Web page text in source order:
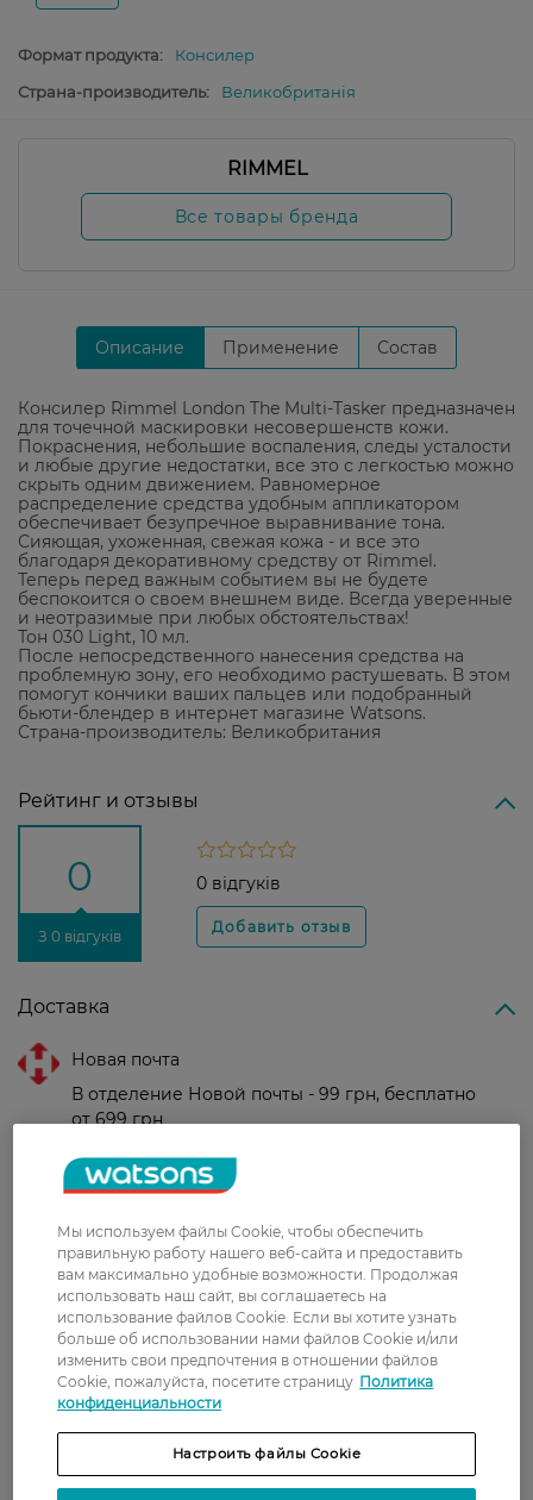
Формат продукта:
Консилер
Страна-производитель:
Великобританія
RIMMEL
Все товары бренда
Описание Применение Состав
Консилер Rimmel London The Multi-Tasker предназначен
для точечной маскировки несовершенств кожи.
Покраснения, небольшие воспаления, следы усталости
и любые другие недостатки, все это с легкостью можно
скрыть одним движением. Равномерное
распределение средства удобным аппликатором
обеспечивает безупречное выравнивание тона.
Сияющая, ухоженная, свежая кожа - и все это
благодаря декоративному средству от Rimmel.
Теперь перед важным событием вы не будете
беспокоится о своем внешнем виде. Всегда уверенные
и неотразимые при любых обстоятельствах!
Тон 030 Light, 10 мл.
После непосредственного нанесения средства на
проблемную зону, его необходимо растушевать. В этом
помогут кончики ваших пальцев или подобранный
бьюти-блендер в интернет магазине Watsons.
Страна-производитель: Великобритания
Рейтинг и отзывы
0
З 0 відгуків
0 відгуків
Доставка
Новая почта
В отделение Новой почты - 99 грн, бесплатно
от 699 грн
Укрпочта
Стоимость доставки – 79 грн, бесплатная
доставка от – 599 грн
Забрать сегодня в магазине Watsons
Стоимость доставки – 0 грн
Показать больше
Оплата
Оплата картой
Послеоплата
Мы используем файлы Cookie, чтобы обеспечить
правильную работу нашего веб-сайта и предоставить
вам максимально удобные возможности. Продолжая
использовать наш сайт, вы соглашаетесь на
использование файлов Cookie. Если вы хотите узнать
больше об использовании нами файлов Cookie и/или
изменить свои предпочтения в отношении файлов
Cookie, пожалуйста, посетите страницу Политика
конфиденциальности
Настроить файлы Cookie